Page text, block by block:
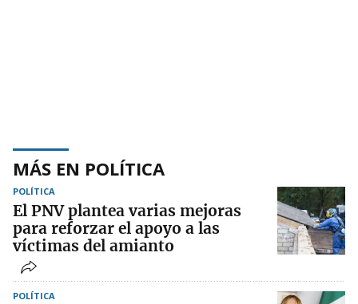
MÁS EN POLÍTICA
POLÍTICA
El PNV plantea varias mejoras
para reforzar el apoyo a las
víctimas del amianto
POLÍTICA